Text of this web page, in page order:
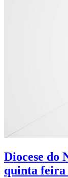
Diocese do
quinta feira